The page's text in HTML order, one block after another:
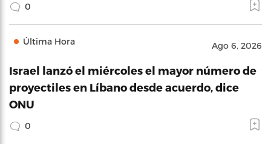
0
Última Hora Ago 6, 2026
Israel lanzó el miércoles el mayor número de
proyectiles en Líbano desde acuerdo, dice
ONU
0